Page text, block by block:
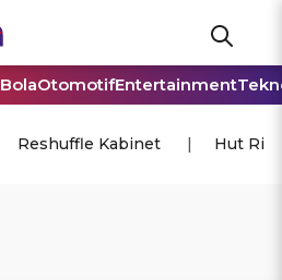
BolaOtomotifEntertainment
Reshuffle Kabinet Hut Ri